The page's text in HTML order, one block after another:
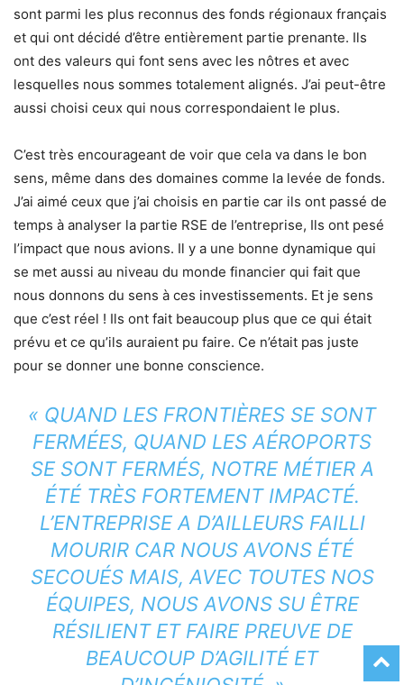
sont parmi les plus reconnus des fonds régionaux français
et qui ont décidé d’être entièrement partie prenante. Ils
ont des valeurs qui font sens avec les nôtres et avec
lesquelles nous sommes totalement alignés. J’ai peut-être
aussi choisi ceux qui nous correspondaient le plus.
C’est très encourageant de voir que cela va dans le bon
sens, même dans des domaines comme la levée de fonds.
J’ai aimé ceux que j’ai choisis en partie car ils ont passé de
temps à analyser la partie RSE de l’entreprise, Ils ont pesé
l’impact que nous avions. Il y a une bonne dynamique qui
se met aussi au niveau du monde financier qui fait que
nous donnons du sens à ces investissements. Et je sens
que c’est réel ! Ils ont fait beaucoup plus que ce qui était
prévu et ce qu’ils auraient pu faire. Ce n’était pas juste
pour se donner une bonne conscience.
« QUAND LES FRONTIÈRES SE SONT
FERMÉES, QUAND LES AÉROPORTS
SE SONT FERMÉS, NOTRE MÉTIER A
ÉTÉ TRÈS FORTEMENT IMPACTÉ.
L’ENTREPRISE A D’AILLEURS FAILLI
MOURIR CAR NOUS AVONS ÉTÉ
SECOUÉS MAIS, AVEC TOUTES NOS
ÉQUIPES, NOUS AVONS SU ÊTRE
RÉSILIENT ET FAIRE PREUVE DE
BEAUCOUP D’AGILITÉ ET